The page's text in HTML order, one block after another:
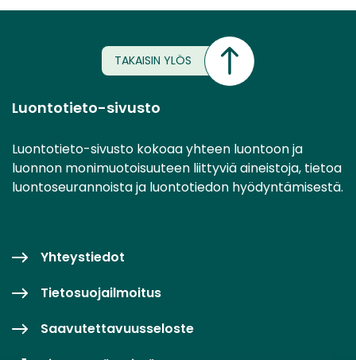
TAKAISIN YLÖS
Luontotieto-sivusto
Luontotieto-sivusto kokoaa yhteen luontoon ja
luonnon monimuotoisuuteen liittyviä aineistoja, tietoa
luontoseurannoista ja luontotiedon hyödyntämisestä.
Yhteystiedot
Tietosuojailmoitus
Saavutettavuusseloste